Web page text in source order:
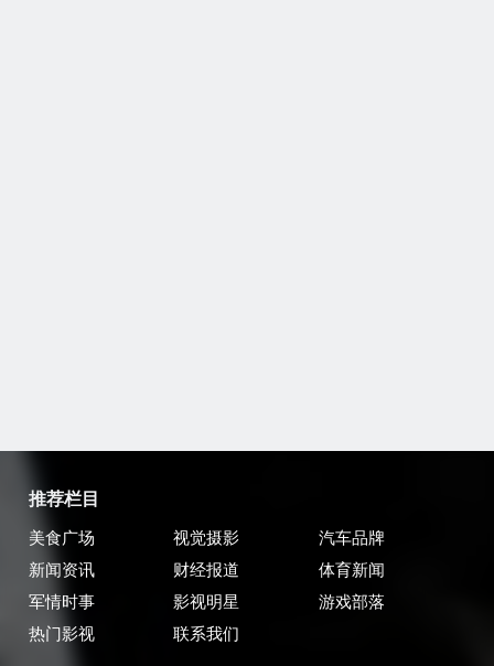
推荐栏目
美食广场 视觉摄影
汽车品牌
新闻资讯
财经报道
体育新闻
军情时事
影视明星
游戏部落
热门影视
联系我们